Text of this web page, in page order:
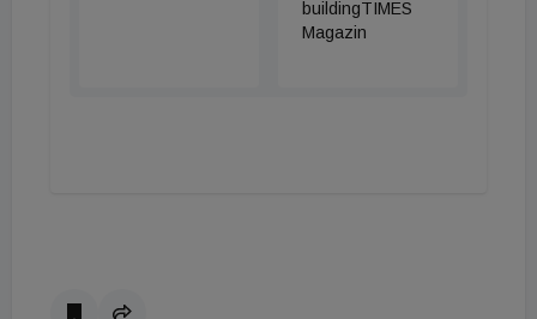
buildingTIMES
Magazin